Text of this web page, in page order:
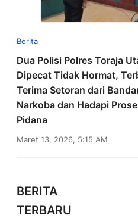
Berita
Dua Polisi Polres Toraja
Dipecat Tidak Hormat,
Terima Setoran dari
Narkoba dan Hadapi
Pidana
Maret 13, 2026, 5:15 AM
BERITA
TERBARU